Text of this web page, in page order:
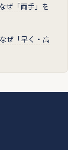
ぜ「両手」を
ぜ「早く・高